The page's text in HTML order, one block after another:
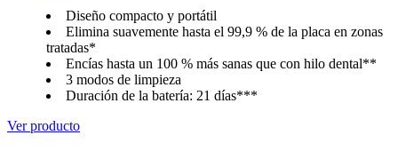
Diseño compacto y portátil
Elimina suavemente hasta el 99,9 % de la placa en zonas
tratadas*
Encías hasta un 100 % más sanas que con hilo dental**
3 modos de limpieza
Duración de la batería: 21 días***
Ver producto